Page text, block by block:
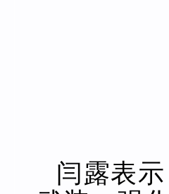
闫露表